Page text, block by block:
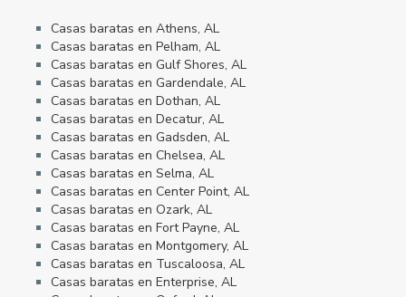
Casas baratas en Athens, AL
Casas baratas en Pelham, AL
Casas baratas en Gulf Shores, AL
Casas baratas en Gardendale, AL
Casas baratas en Dothan, AL
Casas baratas en Decatur, AL
Casas baratas en Gadsden, AL
Casas baratas en Chelsea, AL
Casas baratas en Selma, AL
Casas baratas en Center Point, AL
Casas baratas en Ozark, AL
Casas baratas en Fort Payne, AL
Casas baratas en Montgomery, AL
Casas baratas en Tuscaloosa, AL
Casas baratas en Enterprise, AL